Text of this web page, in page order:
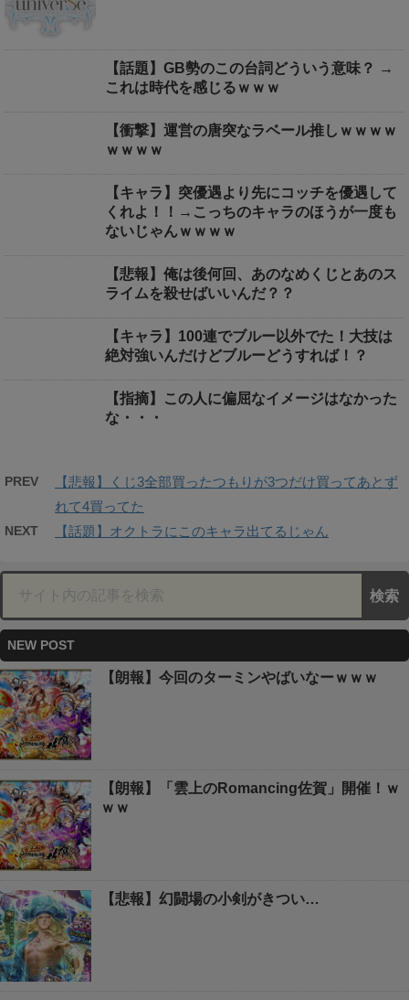
【話題】GB勢のこの台詞どういう意味？ →
これは時代を感じるｗｗｗ
【衝撃】運営の唐突なラベール推しｗｗｗｗ
ｗｗｗｗ
【キャラ】突優遇より先にコッチを優遇して
くれよ！！→こっちのキャラのほうが一度も
ないじゃんｗｗｗｗ
【悲報】俺は後何回、あのなめくじとあのス
ライムを殺せばいいんだ？？
【キャラ】100連でブルー以外でた！大技は
絶対強いんだけどブルーどうすれば！？
【指摘】この人に偏屈なイメージはなかった
な・・・
PREV
【悲報】くじ3全部買ったつもりが3つだけ買ってあとず
れて4買ってた
NEXT 【話題】オクトラにこのキャラ出てるじゃん
NEW POST
【朗報】今回のターミンやばいなーｗｗｗ
【朗報】「雲上のRomancing佐賀」開催！ｗ
ｗｗ
【悲報】幻闘場の小剣がきつい…